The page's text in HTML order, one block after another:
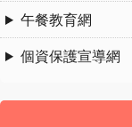
午餐教育網
個資保護宣導網